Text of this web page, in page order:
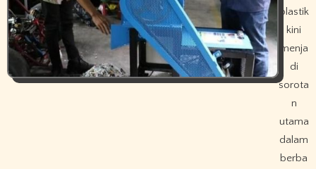
plastik
kini
menja
di
sorota
n
utama
dalam
berba